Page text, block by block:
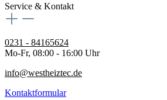
Service & Kontakt
0231 - 84165624
Mo-Fr, 08:00 - 16:00 Uhr
info@westheiztec.de
Kontaktformular